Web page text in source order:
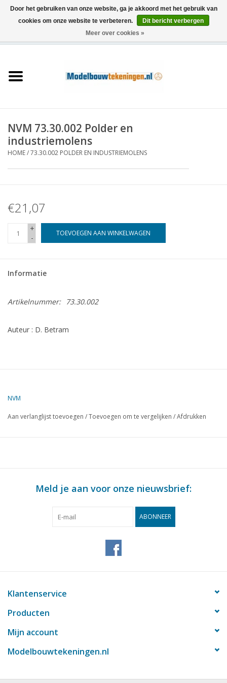
Schepen
Houtbouw
Nieuwe tekeningen
NIEUWE TIJDSCHRIFTEN
ABONNEMENT DE
NVM 73.30.002 Polder en
industriemolens
HOME/73.30.002 POLDER EN INDUSTRIEMOLENS
€21,07
+
-
TOEVOEGEN AAN WINKELWAGEN
Informatie
Artikelnummer: 73.30.002
Auteur : D. Betram
NVM
Aan verlanglijst toevoegen /Toevoegen om te vergelijken /Afdrukken
Meld je aan voor onze nieuwsbrief:
ABONNEER
Klantenservice
Producten
Mijn account
Modelbouwtekeningen.nl
Door het gebruiken van onze website, ga je akkoord met het gebruik van
cookies om onze website te verbeteren.
Dit bericht verbergen
Meer over cookies »